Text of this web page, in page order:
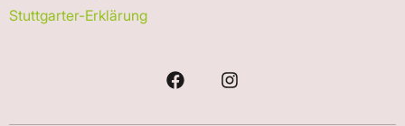
Stuttgarter-Erklärung